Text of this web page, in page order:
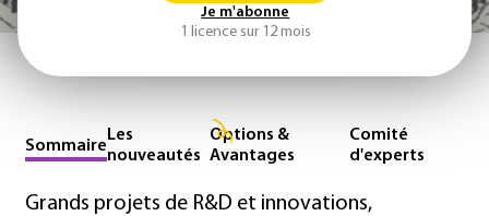
Je m'abonne
1 licence sur 12 mois
Sommaire
Les
nouveautés
Options &
Avantages
Comité
d'experts
Grands projets de R&D et innovations,